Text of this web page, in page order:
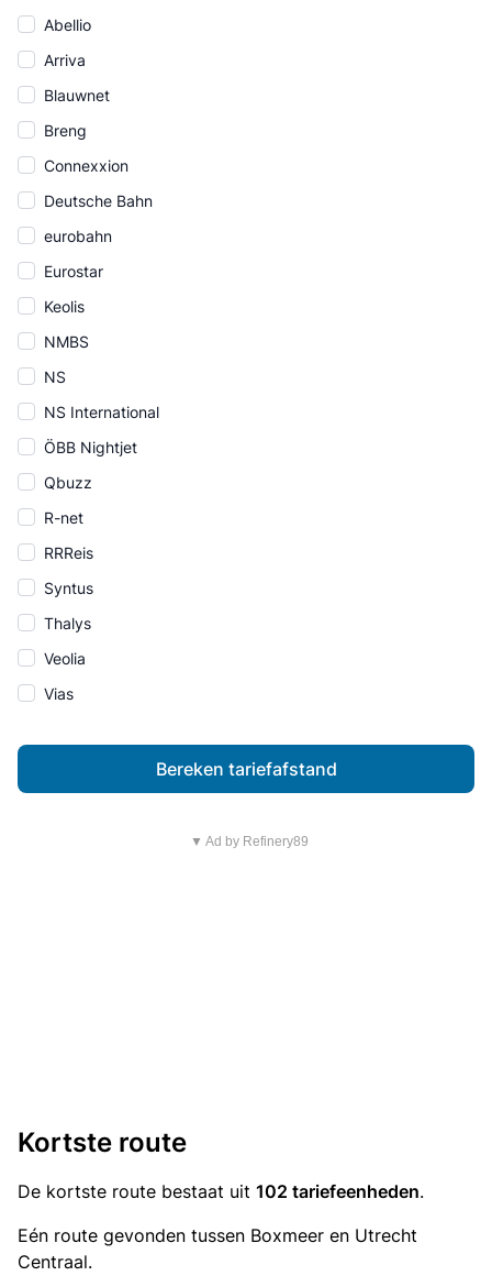
Abellio
Arriva
Blauwnet
Breng
Connexxion
Deutsche Bahn
eurobahn
Eurostar
Keolis
NMBS
NS
NS International
ÖBB Nightjet
Qbuzz
R-net
RRReis
Syntus
Thalys
Veolia
Vias
Bereken tariefafstand
▼ Ad by Refinery89
Kortste route
De kortste route bestaat uit 102 tariefeenheden.
Eén route gevonden tussen Boxmeer en Utrecht
Centraal.